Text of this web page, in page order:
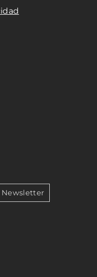
Newsletter